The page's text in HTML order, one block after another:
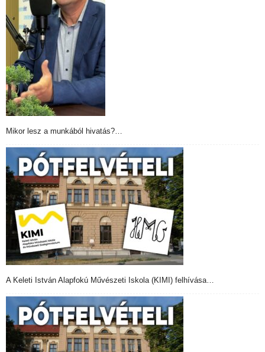
Mikor lesz a munkából hivatás?…
A Keleti István Alapfokú Művészeti Iskola (KIMI) felhívása…